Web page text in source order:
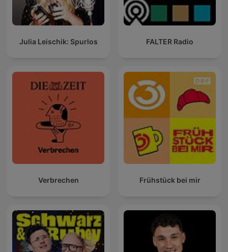
Julia Leischik: Spurlos FALTER Radio
Verbrechen Frühstück bei mir